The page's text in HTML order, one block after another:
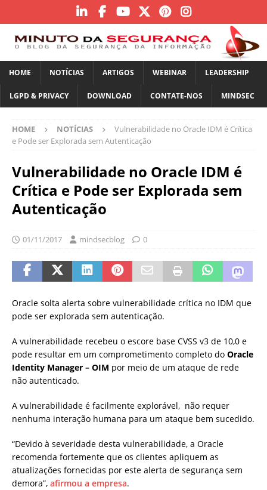
HOME NOTÍCIAS ARTIGOS WEBINAR LEADERSHIP
LGPD & PRIVACY DOWNLOAD CONTATE-NOS MINDSEC
HOME NOTÍCIAS
Vulnerabilidade no Oracle IDM é Crítica
e Pode ser Explorada sem Autenticação
Vulnerabilidade no Oracle IDM é
Crítica e Pode ser Explorada sem
Autenticação
01/11/2017 mindsecblog 0
Oracle solta alerta sobre vulnerabilidade crítica no IDM que
pode ser explorada sem autenticação.
A vulnerabilidade recebeu o escore base CVSS v3 de 10,0 e
pode resultar em um comprometimento completo do Oracle
Identity Manager – OIM por meio de um ataque de rede
não autenticado.
A vulnerabilidade é facilmente explorável, não requer
nenhuma interação humana para um ataque bem sucedido.
“Devido à severidade desta vulnerabilidade, a Oracle
recomenda fortemente que os clientes apliquem as
atualizações fornecidas por este alerta de segurança sem
demora”, afirmou a empresa.